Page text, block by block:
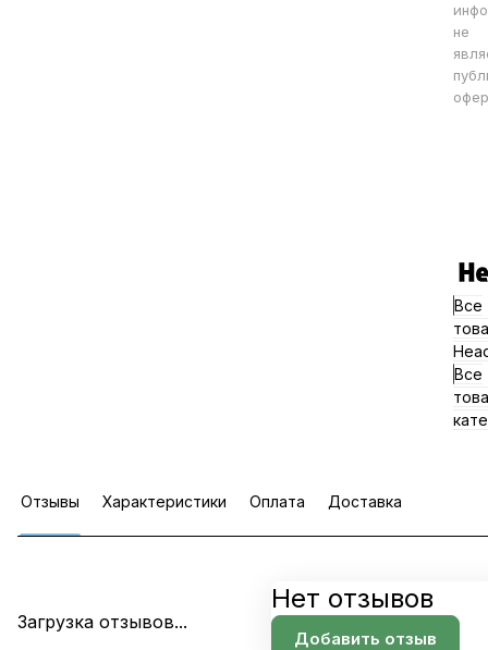
не
Все
Все
Отзывы Характеристики Оплата Доставка
Загрузка отзывов...
Нет отзывов
Добавить отзыв